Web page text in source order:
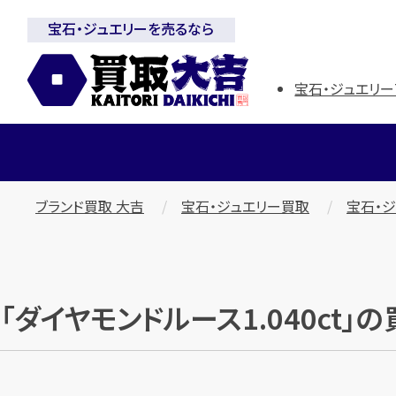
宝石・ジュエリーを売るなら
宝石・ジュエリ
ブランド買取 大吉 宝石・ジュエリー買取 宝石・
「ダイヤモンドルース1.040ct」